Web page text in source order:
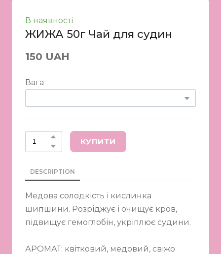
В наявності
ЖИЖА 50г Чай для судин
150 UAH
Вага
КУПИТИ
DESCRIPTION
Медова солодкість і кислинка
шипшини. Розріджує і очищує кров,
підвищує гемоглобін, укріплює судини.
АРОМАТ: квітковий, медовий, свіжо